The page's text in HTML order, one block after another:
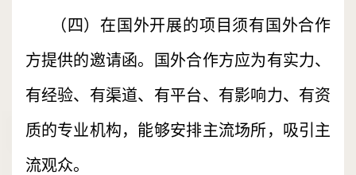
（四）在国外开展的项目须有国外合作
方提供的邀请函。国外合作方应为有实力、
有经验、有渠道、有平台、有影响力、有资
质的专业机构，能够安排主流场所，吸引主
流观众。